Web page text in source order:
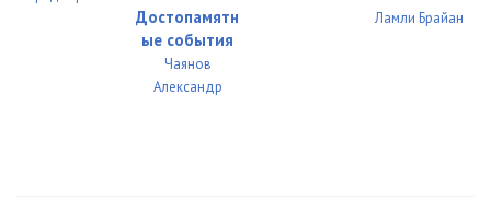
Достопамятн
ые события
Чаянов
Александр
Ламли Брайан